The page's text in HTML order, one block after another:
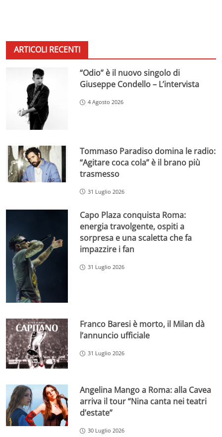
ARTICOLI RECENTI
“Odio” è il nuovo singolo di
Giuseppe Condello – L’intervista
4 Agosto 2026
Tommaso Paradiso domina le radio:
“Agitare coca cola” è il brano più
trasmesso
31 Luglio 2026
Capo Plaza conquista Roma:
energia travolgente, ospiti a
sorpresa e una scaletta che fa
impazzire i fan
31 Luglio 2026
Franco Baresi è morto, il Milan dà
l’annuncio ufficiale
31 Luglio 2026
Angelina Mango a Roma: alla Cavea
arriva il tour “Nina canta nei teatri
d’estate”
30 Luglio 2026